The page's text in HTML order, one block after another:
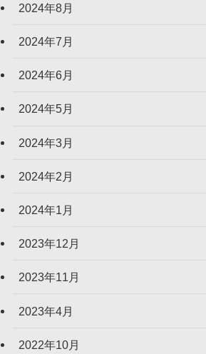
2024年8月
2024年7月
2024年6月
2024年5月
2024年3月
2024年2月
2024年1月
2023年12月
2023年11月
2023年4月
2022年10月